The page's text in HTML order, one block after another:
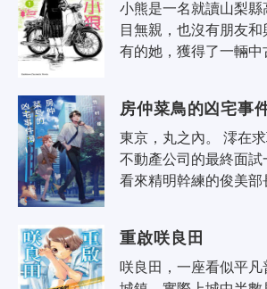
小熊是一名就讀山梨
目無親，也沒有朋友
有的她，獲得了一輛中
場..
房仲菜鳥的凶宅事
東京，丸之內。 澪在
不動產公司的最終面
看來精明幹練的俊美
重啟咲良田
咲良田，一座看似平